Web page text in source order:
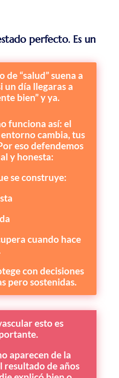
perfecto. Es un
de “salud” suena a
un día llegaras a
bien” y ya.
funciona así: el
cambia, tus
eso defendemos
y honesta:
se construye:
cuando hace
con decisiones
pero sostenidas.
esto es
aparecen de la
resultado de años